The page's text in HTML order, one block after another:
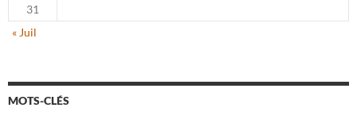
31
« Juil
MOTS-CLÉS